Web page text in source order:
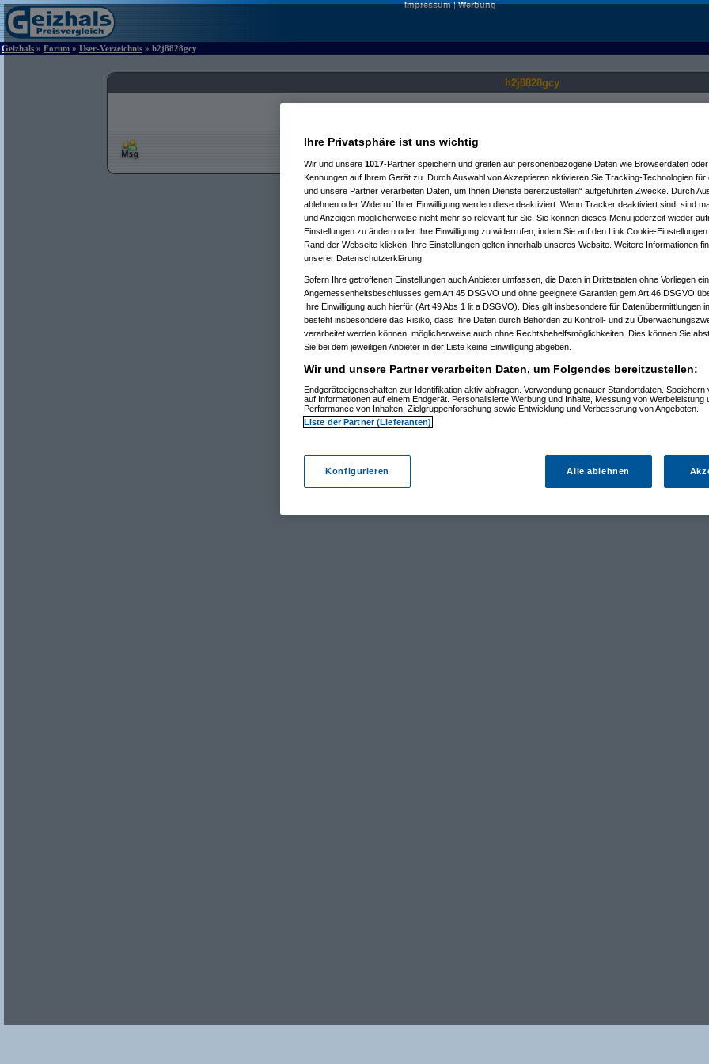
Impressum|Werbung
Geizhals » Forum » User-Verzeichnis » h2j8828gcy
h2j8828gcy
Ihre Privatsphäre ist uns wichtig
Wir und unsere 1017-Partner speichern und greifen auf personenbezogene Daten wie Browserdaten
Kennungen auf Ihrem Gerät zu. Durch Auswahl von Akzeptieren aktivieren Sie Tracking-Technologien für
und unsere Partner verarbeiten Daten, um Ihnen Dienste bereitzustellen“ aufgeführten Zwecke. Durch
ablehnen oder Widerruf Ihrer Einwilligung werden diese deaktiviert. Wenn Tracker deaktiviert sind, sind
und Anzeigen möglicherweise nicht mehr so relevant für Sie. Sie können dieses Menü jederzeit wieder
Einstellungen zu ändern oder Ihre Einwilligung zu widerrufen, indem Sie auf den Link Cookie-
Rand der Webseite klicken. Ihre Einstellungen gelten innerhalb unseres Website. Weitere Informationen
unserer Datenschutzerklärung.
Sofern Ihre getroffenen Einstellungen auch Anbieter umfassen, die Daten in Drittstaaten ohne Vorliegen
Angemessenheitsbeschlusses gem Art 45 DSGVO und ohne geeignete Garantien gem Art 46 DSGVO
Ihre Einwilligung auch hierfür (Art 49 Abs 1 lit a DSGVO). Dies gilt insbesondere für Datenübermittlungen
besteht insbesondere das Risiko, dass Ihre Daten durch Behörden zu Kontroll- und zu
verarbeitet werden können, möglicherweise auch ohne Rechtsbehelfsmöglichkeiten. Dies können Sie
Sie bei dem jeweiligen Anbieter in der Liste keine Einwilligung abgeben.
Wir und unsere Partner verarbeiten Daten, um Folgendes bereitzustellen:
Endgeräteeigenschaften zur Identifikation aktiv abfragen. Verwendung genauer Standortdaten. Speichern
auf Informationen auf einem Endgerät. Personalisierte Werbung und Inhalte, Messung von Werbeleistung
Performance von Inhalten, Zielgruppenforschung sowie Entwicklung und Verbesserung von Angeboten.
Liste der Partner (Lieferanten)
Konfigurieren Alle ablehnen